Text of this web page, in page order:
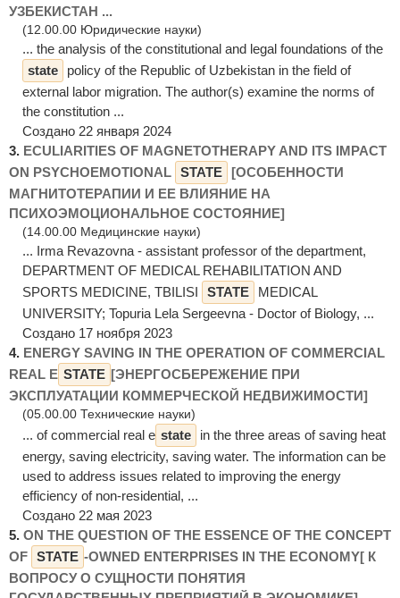
УЗБЕКИСТАН ...
(12.00.00 Юридические науки)
... the analysis of the constitutional and legal foundations of the
state
policy of the Republic of Uzbekistan in the field of
external labor migration. The author(s) examine the norms of
the constitution ...
Создано 22 января 2024
3. ECULIARITIES OF MAGNETOTHERAPY AND ITS IMPACT
ON PSYCHOEMOTIONAL STATE [ОСОБЕННОСТИ
МАГНИТОТЕРАПИИ И ЕЕ ВЛИЯНИЕ НА
ПСИХОЭМОЦИОНАЛЬНОЕ СОСТОЯНИЕ]
(14.00.00 Медицинские науки)
... Irma Revazovna - assistant professor of the department,
DEPARTMENT OF MEDICAL REHABILITATION AND
SPORTS MEDICINE, TBILISI
STATE
MEDICAL
UNIVERSITY; Topuria Lela Sergeevna - Doctor of Biology, ...
Создано 17 ноября 2023
4. ENERGY SAVING IN THE OPERATION OF COMMERCIAL
REAL E STATE [ЭНЕРГОСБЕРЕЖЕНИЕ ПРИ
ЭКСПЛУАТАЦИИ КОММЕРЧЕСКОЙ НЕДВИЖИМОСТИ]
(05.00.00 Технические науки)
... of commercial real e state
in the three areas of saving heat
energy, saving electricity, saving water. The information can be
used to address issues related to improving the energy
efficiency of non-residential, ...
Создано 22 мая 2023
5. ON THE QUESTION OF THE ESSENCE OF THE CONCEPT
OF STATE -OWNED ENTERPRISES IN THE ECONOMY[ К
ВОПРОСУ О СУЩНОСТИ ПОНЯТИЯ